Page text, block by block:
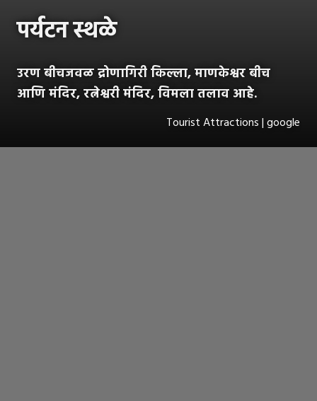
पर्यटन स्थळे
उरण बीचजवळ द्रोणागिरी किल्ला, माणकेश्वर बीच
आणि मंदिर, रत्नेश्वरी मंदिर, विमला तलाव आहे.
Tourist Attractions | google